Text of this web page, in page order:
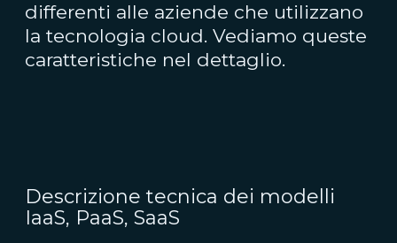
differenti alle aziende che utilizzano
la tecnologia cloud. Vediamo queste
caratteristiche nel dettaglio.
Descrizione tecnica dei modelli
IaaS, PaaS, SaaS